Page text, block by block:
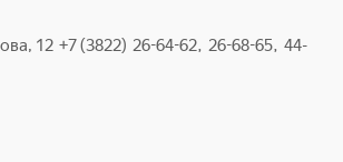
12 +7 (3822) 26-64-62, 26-68-65, 44-